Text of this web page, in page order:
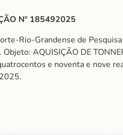
Nº 185492025
Rio-Grandense de
AQUISIÇÃO DE
e noventa e nove